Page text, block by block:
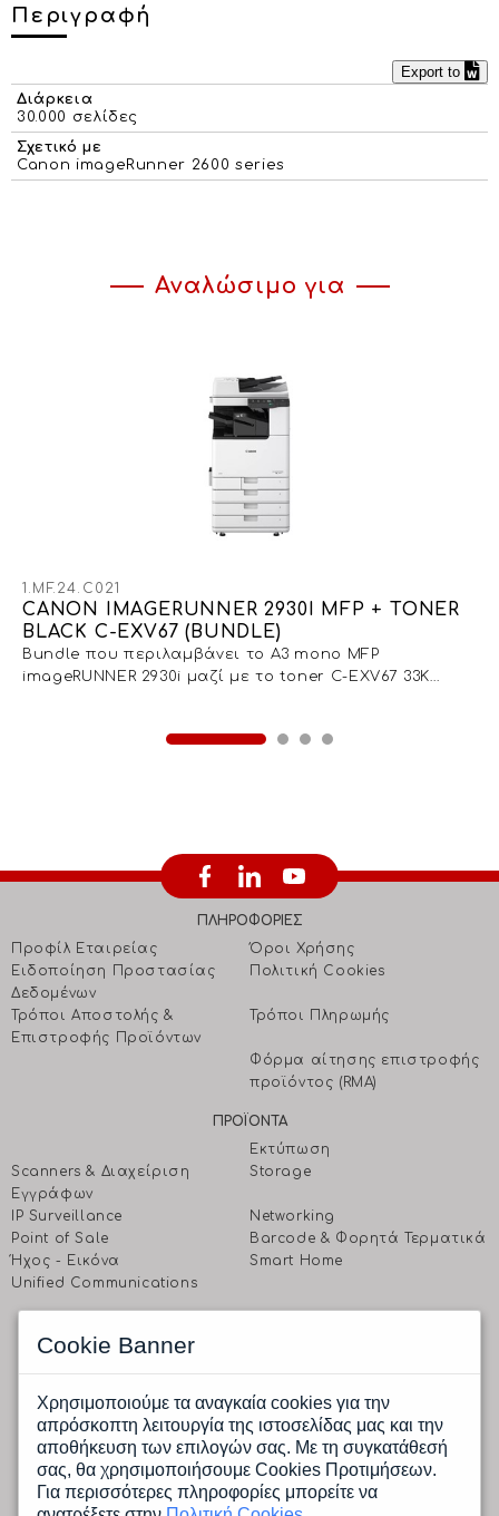
Περιγραφή
Export to
Διάρκεια
30.000 σελίδες
Σχετικό με
Canon imageRunner 2600 series
Αναλώσιμο για
1.MF.24.C021
CANON IMAGERUNNER 2930I MFP + TONER
BLACK C-EXV67 (BUNDLE)
Bundle που περιλαμβάνει το A3 mono MFP
imageRUNNER 2930i μαζί με το toner C-EXV67 33K
ΠΛΗΡΟΦΟΡΙΕΣ
Προφίλ Εταιρείας
Όροι Χρήσης
Ειδοποίηση Προστασίας
Δεδομένων
Πολιτική Cookies
Τρόποι Αποστολής &
Επιστροφής Προϊόντων
Τρόποι Πληρωμής
Φόρμα αίτησης επιστροφής
προϊόντος (RMA)
ΠΡΟΪΟΝΤΑ
Εκτύπωση
Scanners & Διαχείριση
Eγγράφων
Storage
IP Surveillance
Networking
Point of Sale
Barcode & Φορητά Τερματικά
Ήχος - Εικόνα
Smart Home
Unified Communications
Ραφαηλίδη 1 & Αγρινίου, 177 78 Ταύρος, Αθήνα
Δευτέρα έως Παρασκευή: 9.00 πμ -17.00 μμ
Tηλ.: (+30) 210 4805800
Fax.: (+30) 210 4805801
Email:
info@cpi.gr
Cookie Banner
Χρησιμοποιούμε τα αναγκαία cookies για την
απρόσκοπτη λειτουργία της ιστοσελίδας μας και την
αποθήκευση των επιλογών σας. Με τη συγκατάθεσή
σας, θα χρησιμοποιήσουμε Cookies Προτιμήσεων.
Για περισσότερες πληροφορίες μπορείτε να